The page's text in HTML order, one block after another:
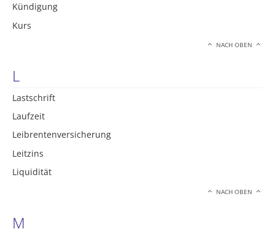
Kündigung
Kurs
NACH OBEN
L
Lastschrift
Laufzeit
Leibrentenversicherung
Leitzins
Liquidität
NACH OBEN
M